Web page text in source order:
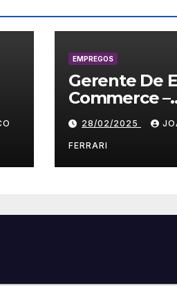
EMPREGOS
Gerente De
Commerce –
Vestuário/
SP28/02/2025
FERRARI